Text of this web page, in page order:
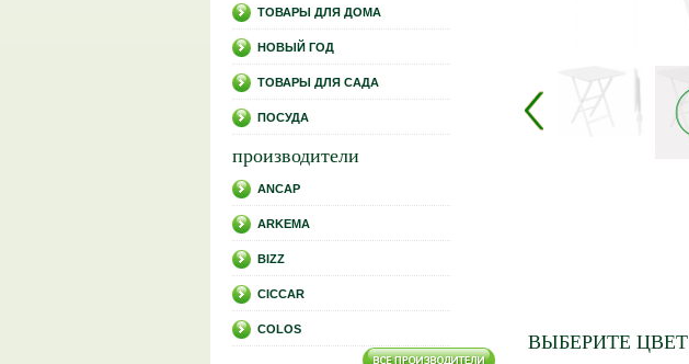
ТОВАРЫ ДЛЯ ДОМА
НОВЫЙ ГОД
ТОВАРЫ ДЛЯ САДА
ПОСУДА
производители
ANCAP
ARKEMA
BIZZ
CICCAR
COLOS
ВЫБЕРИТЕ ЦВЕТ